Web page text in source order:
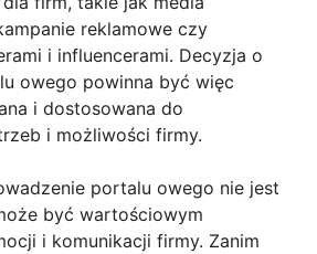
reklamowe czy
i influencerami. Decyzja o
owego powinna być więc
i dostosowana do
i możliwości firmy.
portalu owego nie jest
być wartościowym
i komunikacji firmy. Zanim